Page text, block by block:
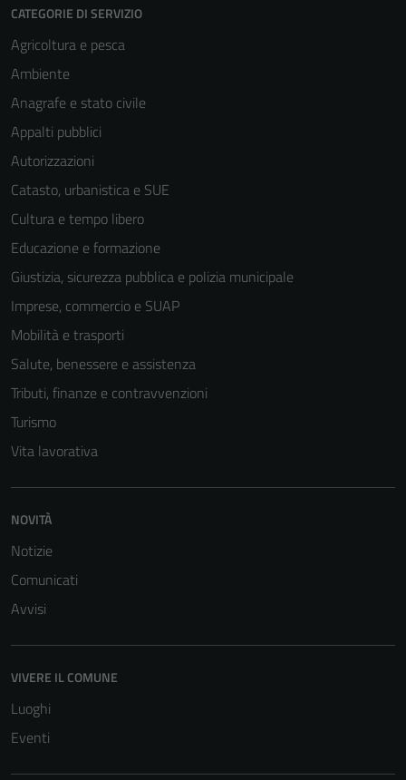
CATEGORIE DI SERVIZIO
Agricoltura e pesca
Ambiente
Anagrafe e stato civile
Appalti pubblici
Autorizzazioni
Catasto, urbanistica e SUE
Cultura e tempo libero
Educazione e formazione
Giustizia, sicurezza pubblica e polizia municipale
Imprese, commercio e SUAP
Mobilità e trasporti
Salute, benessere e assistenza
Tributi, finanze e contravvenzioni
Turismo
Vita lavorativa
NOVITÀ
Notizie
Comunicati
Avvisi
VIVERE IL COMUNE
Luoghi
Eventi